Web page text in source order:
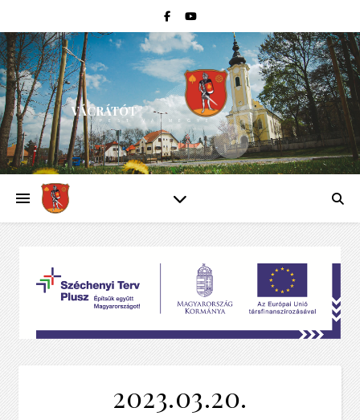
VÁCRÁTÓT
PEST VÁRMEGYE
2023.03.20.